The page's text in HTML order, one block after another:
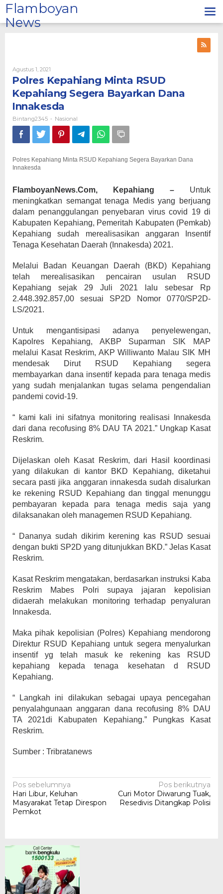
Lewati
ke
konten
Flamboyan
News
Agustus 1, 2021
Bintang2345
Polres Kepahiang Minta RSUD
Kepahiang Segera Bayarkan Dana
Innakesda
Bintang2345 - Nasional
Polres Kepahiang Minta RSUD Kepahiang Segera Bayarkan Dana
Innakesda
FlamboyanNews.Com, Kepahiang – Untuk
meningkatkan semangat tenaga Medis yang berjuang
dalam penanggulangan penyebaran virus covid 19 di
Kabupaten Kepahiang, Pemeritah Kabupaten (Pemkab)
Kepahiang sudah merealisasikan anggaran Insentif
Tenaga Kesehatan Daerah (Innakesda) 2021.
Melalui Badan Keuangan Daerah (BKD) Kepahiang
telah merealisasikan pencairan usulan RSUD
Kepahiang sejak 29 Juli 2021 lalu sebesar Rp
2.448.392.857,00 sesuai SP2D Nomor 0770/SP2D-
LS/2021.
Untuk mengantisipasi adanya penyelewengan,
Kapolres Kepahiang, AKBP Suparman SIK MAP
melalui Kasat Reskrim, AKP Williwanto Malau SIK MH
mendesak Dirut RSUD Kepahiang segera
membayarkan dana insentif kepada para tenaga medis
yang sudah menjalankan tugas selama pengendalian
pandemi covid-19.
“ kami kali ini sifatnya monitoring realisasi Innakesda
dari dana recofusing 8% DAU TA 2021.” Ungkap Kasat
Reskrim.
Dijelaskan oleh Kasat Reskrim, dari Hasil koordinasi
yang dilakukan di kantor BKD Kepahiang, diketahui
secara pasti jika anggaran innakesda sudah disalurkan
ke rekening RSUD Kepahiang dan tinggal menunggu
pembayaran kepada para tenaga medis saja yang
dilaksanakan oleh managemen RSUD Kepahiang.
“ Dananya sudah dikirim kerening kas RSUD sesuai
dengan bukti SP2D yang ditunjukkan BKD.” Jelas Kasat
Reskrim.
Kasat Reskrim mengatakan, berdasarkan instruksi Kaba
Reskrim Mabes Polri supaya jajaran kepolisian
didaerah melakukan monitoring terhadap penyaluran
Innakesda.
Maka pihak kepolisian (Polres) Kepahiang mendorong
Direktur RSUD Kepahiang untuk segera menyalurkan
insentif yg telah masuk ke rekening kas RSUD
kepahiang kepada tenaga kesehatan d RSUD
Kepahiang.
“ Langkah ini dilakukan sebagai upaya pencegahan
penyalahgunaan anggaran dana recofusing 8% DAU
TA 2021di Kabupaten Kepahiang.” Pungkas Kasat
Reskrim.
Sumber : Tribratanews
Navigasi
pos
Pos sebelumnya
Hari Libur, Keluhan
Masyarakat Tetap Direspon
Pemkot
Pos berikutnya
Curi Motor Diwarung Tuak,
Resedivis Ditangkap Polisi